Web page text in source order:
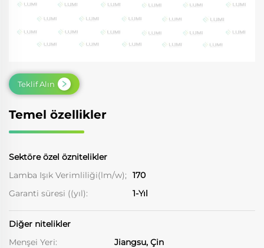
Temel özellikler
Sektöre özel öznitelikler
Lamba Işık Verimliliği(lm/w);
170
Garanti süresi ((yıl):
1-Yıl
Diğer nitelikler
Menşei Yeri:
Jiangsu, Çin
Teklif Alın